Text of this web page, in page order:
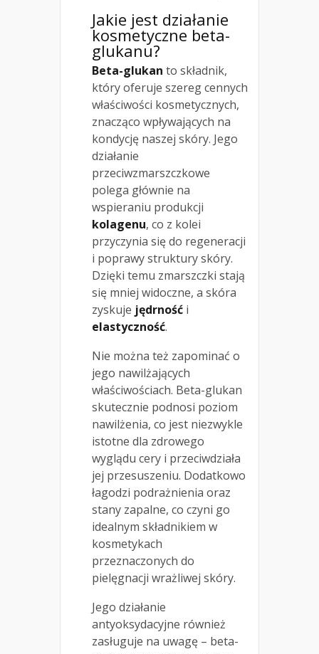
Jakie jest działanie
kosmetyczne beta-
glukanu?
Beta-glukan to składnik,
który oferuje szereg cennych
właściwości kosmetycznych,
znacząco wpływających na
kondycję naszej skóry. Jego
działanie
przeciwzmarszczkowe
polega głównie na
wspieraniu produkcji
kolagenu, co z kolei
przyczynia się do regeneracji
i poprawy struktury skóry.
Dzięki temu zmarszczki stają
się mniej widoczne, a skóra
zyskuje jędrność i
elastyczność.
Nie można też zapominać o
jego nawilżających
właściwościach. Beta-glukan
skutecznie podnosi poziom
nawilżenia, co jest niezwykle
istotne dla zdrowego
wyglądu cery i przeciwdziała
jej przesuszeniu. Dodatkowo
łagodzi podrażnienia oraz
stany zapalne, co czyni go
idealnym składnikiem w
kosmetykach
przeznaczonych do
pielęgnacji wrażliwej skóry.
Jego działanie
antyoksydacyjne również
zasługuje na uwagę – beta-